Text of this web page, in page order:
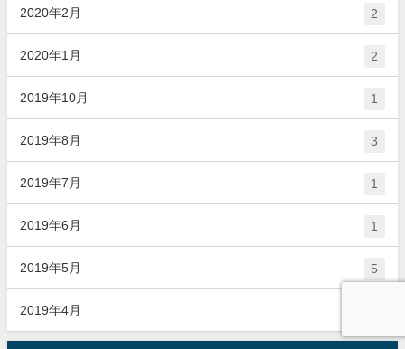
2020年2月 2
2020年1月 2
2019年10月 1
2019年8月 3
2019年7月 1
2019年6月 1
2019年5月 5
2019年4月